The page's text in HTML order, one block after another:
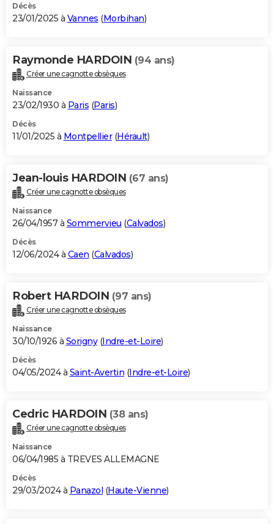
Décès
23/01/2025 à Vannes (Morbihan)
Raymonde HARDOIN (94 ans)
Créer une cagnotte obsèques
Naissance
23/02/1930 à Paris (Paris)
Décès
11/01/2025 à Montpellier(Hérault)
Jean-louis HARDOIN (67 ans)
Créer une cagnotte obsèques
Naissance
26/04/1957 à Sommervieu (Calvados)
Décès
12/06/2024 à Caen (Calvados)
Robert HARDOIN (97 ans)
Créer une cagnotte obsèques
Naissance
30/10/1926 à Sorigny(Indre-et-Loire)
Décès
04/05/2024 à Saint-Avertin (Indre-et-Loire)
Cedric HARDOIN (38 ans)
Créer une cagnotte obsèques
Naissance
06/04/1985 à TREVES ALLEMAGNE
Décès
29/03/2024 à Panazol (Haute-Vienne)